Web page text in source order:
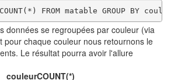
FROM matable GROUP BY
données se regroupées par couleur (via
chaque couleur nous retournons le
Le résultat pourra avoir l'allure
couleurCOUNT(*)